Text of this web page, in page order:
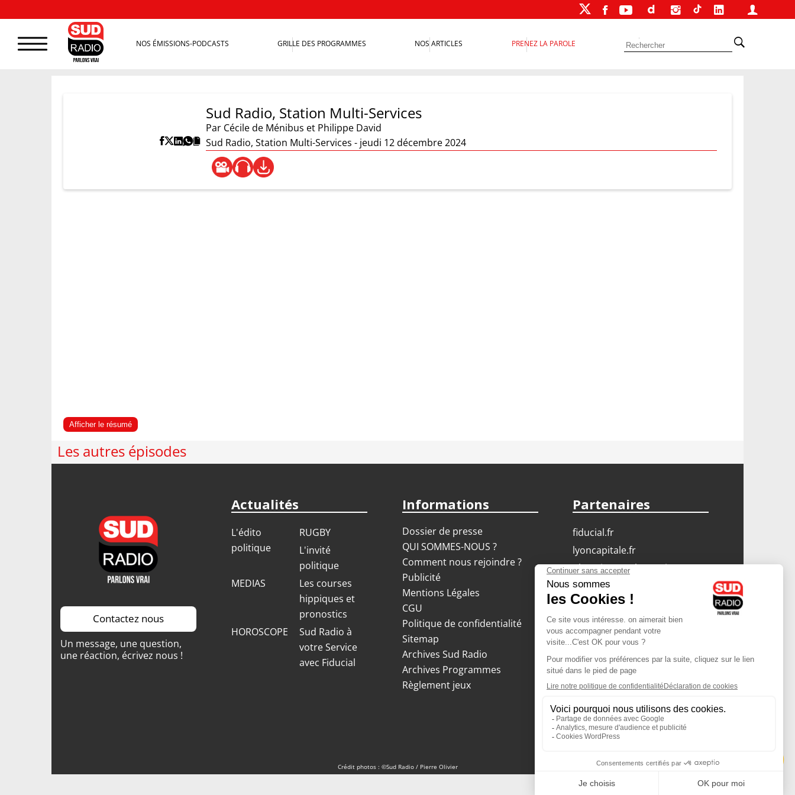
NOS ÉMISSIONS-PODCASTS GRILLE DES PROGRAMMES NOS ARTICLES PRENEZ LA PAROLE
Sud Radio, Station Multi-Services
Par Cécile de Ménibus et Philippe David
Sud Radio, Station Multi-Services - jeudi 12 décembre 2024
Afficher le résumé
Les autres épisodes
Contactez nous
Un message, une question,
une réaction, écrivez nous !
Actualités
L'édito
politique
RUGBY
L'invité
politique
MEDIAS
Les courses
hippiques et
pronostics
HOROSCOPE
Sud Radio à
votre Service
avec Fiducial
Informations
Dossier de presse
QUI SOMMES-NOUS ?
Comment nous rejoindre ?
Publicité
Mentions Légales
CGU
Politique de confidentialité
Sitemap
Archives Sud Radio
Archives Programmes
Règlement jeux
Partenaires
fiducial.fr
lyoncapitale.fr
olympique-et-lyonnais.com
L'application Iphone
/ Android
Téléchargez l'application
Les cookies
Gestion des cookies
Crédit photos : ©Sud Radio / Pierre Olivier